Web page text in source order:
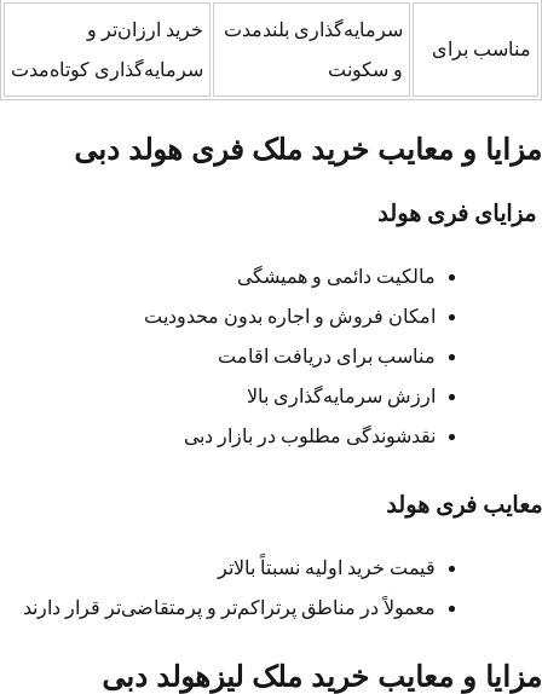
مناسب برای
سرمایه‌گذاری بلندمدت
و سکونت
خرید ارزان‌تر و
سرمایه‌گذاری کوتاه‌مدت
و معایب خرید ملک فری هولد دبی
فری هولد
مالکیت دائمی و همیشگی
امکان فروش و اجاره بدون محدودیت
مناسب برای دریافت اقامت
ارزش سرمایه‌گذاری بالا
نقدشوندگی مطلوب در بازار دبی
فری هولد
قیمت خرید اولیه نسبتاً بالاتر
معمولاً در مناطق پرتراکم‌تر و پرمتقاضی‌تر قرار دارند
و معایب خرید ملک لیزهولد دبی